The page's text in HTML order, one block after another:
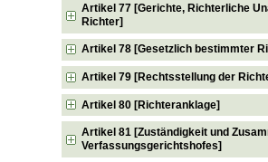
Artikel 77 [Gerichte, Richterliche
Richter]
Artikel 78 [Gesetzlich bestimmter
Artikel 79 [Rechtsstellung der
Artikel 80 [Richteranklage]
Artikel 81 [Zuständigkeit und
Verfassungsgerichtshofes]